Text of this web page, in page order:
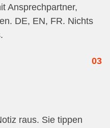
Ansprechpartner,
DE, EN, FR. Nichts
03
raus. Sie tippen